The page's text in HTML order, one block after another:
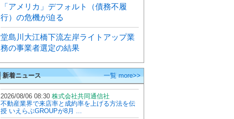
「アメリカ」デフォルト（債務不履
行）の危機が迫る
堂島川大江橋下流左岸ライトアップ業
務の事業者選定の結果
▌新着ニュース 一覧 more>>
2026/08/06 08:30 株式会社共同通信社
不動産業界で来店率と成約率を上げる方法を伝
授 いえらぶGROUPが8月 ...